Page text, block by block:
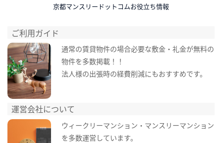
京都マンスリードットコムお役立ち情報
ご利用ガイド
通常の賃貸物件の場合必要な敷金・礼金が無料の
物件を多数掲載！！
法人様の出張時の経費削減にもおすすめです。
運営会社について
ウィークリーマンション・マンスリーマンション
を多数運営しています。